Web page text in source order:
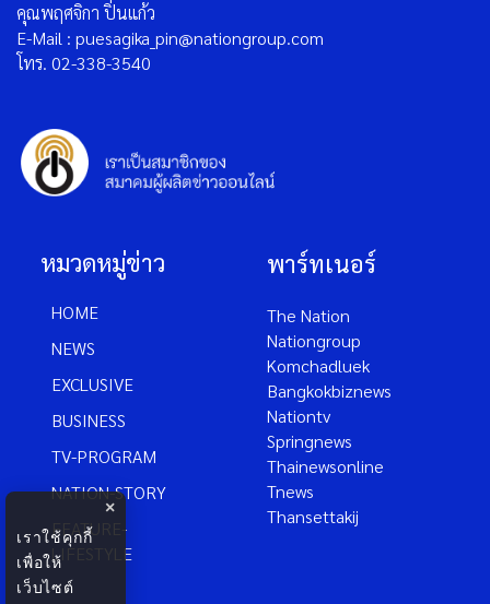
คุณพฤศจิกา ปิ่นแก้ว
E-Mail : puesagika_pin@nationgroup.com
โทร. 02-338-3540
หมวดหมู่ข่าว
HOME
NEWS
EXCLUSIVE
BUSINESS
TV-PROGRAM
NATION-STORY
FEATURE-
LIFESTYLE
พาร์ทเนอร์
The Nation
Nationgroup
Komchadluek
Bangkokbiznews
Nationtv
Springnews
Thainewsonline
Tnews
Thansettakij
×
เราใช้คุกกี้
เพื่อให้
เว็บไซต์